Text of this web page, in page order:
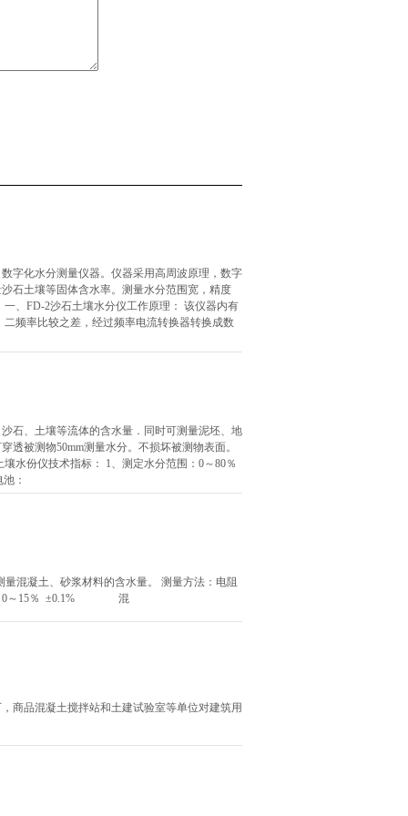
字化水分测量仪器。仪器采用高周波原理，数字
石土壤等固体含水率。测量水分范围宽，精度
、FD-2沙石土壤水分仪工作原理： 该仪器内有
频率比较之差，经过频率电流转换器转换成数
石、土壤等流体的含水量．同时可测量泥坯、地
透被测物50mm测量水分。不损坏被测物表面。
水份仪技术指标： 1、测定水分范围：0～80％
：
混凝土、砂浆材料的含水量。 测量方法：电阻
： 0～15％ ±0.1% 混
商品混凝土搅拌站和土建试验室等单位对建筑用